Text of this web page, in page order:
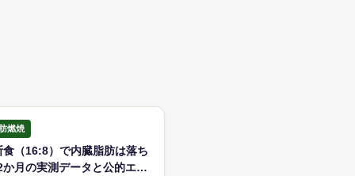
燃焼
（16:8）で内臓脂肪は落ち
月の実測データと公的エビ